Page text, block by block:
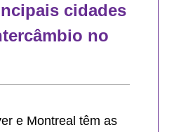
cidades
no
e Montreal têm as